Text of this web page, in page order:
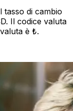
tasso di cambio
Il codice valuta
è ₺.